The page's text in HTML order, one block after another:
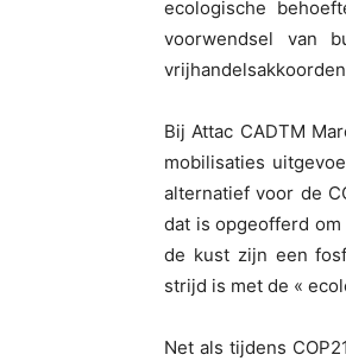
ecologische
voorwendsel van
Bij Attac CADTM
mobilisaties
alternatief voor de
dat is opgeofferd
de kust zijn een
strijd is met de «
Net als tijdens